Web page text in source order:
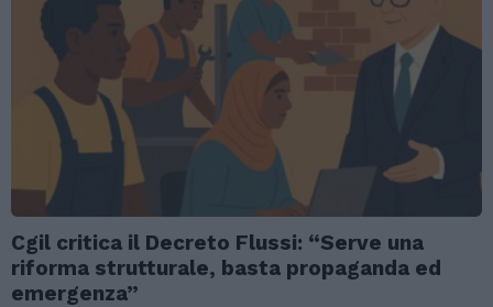
Cgil critica il Decreto Flussi: “Serve una
riforma strutturale, basta propaganda ed
emergenza”